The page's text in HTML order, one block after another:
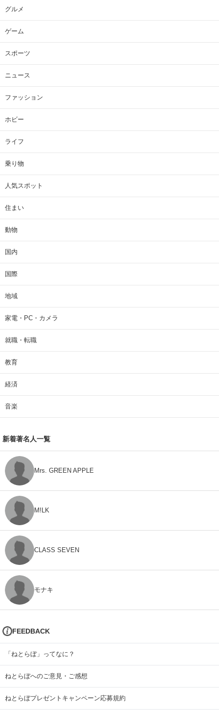
グルメ
ゲーム
スポーツ
ニュース
ファッション
ホビー
ライフ
乗り物
人気スポット
住まい
動物
国内
国際
地域
家電・PC・カメラ
就職・転職
教育
経済
音楽
新着著名人一覧
Mrs. GREEN APPLE
M!LK
CLASS SEVEN
モナキ
FEEDBACK
「ねとらぼ」ってなに？
ねとらぼへのご意見・ご感想
ねとらぼプレゼントキャンペーン応募規約